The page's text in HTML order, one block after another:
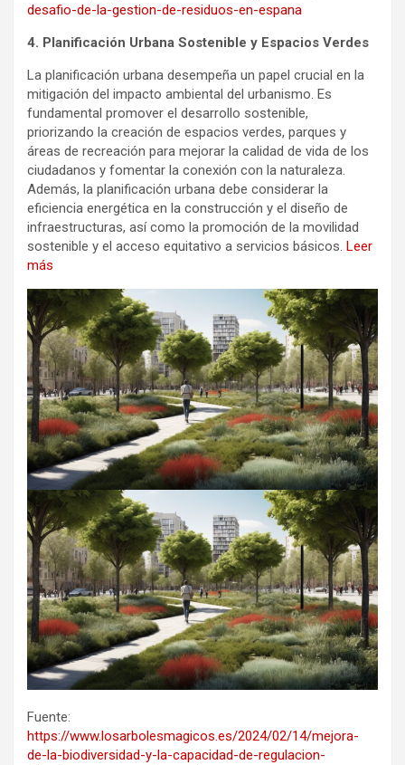
desafio-de-la-gestion-de-residuos-en-espana
4. Planificación Urbana Sostenible y Espacios Verdes
La planificación urbana desempeña un papel crucial en la
mitigación del impacto ambiental del urbanismo. Es
fundamental promover el desarrollo sostenible,
priorizando la creación de espacios verdes, parques y
áreas de recreación para mejorar la calidad de vida de los
ciudadanos y fomentar la conexión con la naturaleza.
Además, la planificación urbana debe considerar la
eficiencia energética en la construcción y el diseño de
infraestructuras, así como la promoción de la movilidad
sostenible y el acceso equitativo a servicios básicos. Leer
más
Fuente:
https://www.losarbolesmagicos.es/2024/02/14/mejora-
de-la-biodiversidad-y-la-capacidad-de-regulacion-